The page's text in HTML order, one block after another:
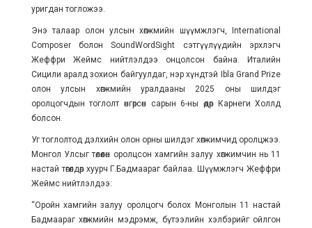
уригдан тогложээ.
Энэ талаар олон улсын хөгжмийн шүүмжлэгч, International
Composer болон SoundWordSight сэтгүүлүүдийн эрхлэгч
Жеффри Жеймс нийтлэлдээ онцолсон байна. Италийн
Сицили аралд зохион байгуулдаг, нэр хүндтэй Ibla Grand Prize
олон улсын хөгжмийн уралдааны 2025 оны шилдэг
оролцогчдын тоглолт өнгөрсөн сарын 6-ны өдөр Карнеги Холлд
болсон.
Уг тоглолтод дэлхийн олон орны шилдэг хөгжимчид оролцжээ.
Монгол Улсыг төлөөлөн оролцсон хамгийн залуу хөгжимчин нь 11
настай төгөлдөр хуурч Г.Бадмаараг байлаа. Шүүмжлэгч Жеффри
Жеймс нийтлэлдээ:
“Оройн хамгийн залуу оролцогч болох Монголын 11 настай
Бадмаараг хөгжмийн мэдрэмж, бүтээлийн хэлбэрийг ойлгон